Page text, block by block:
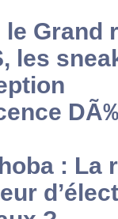
le Grand
les
: La